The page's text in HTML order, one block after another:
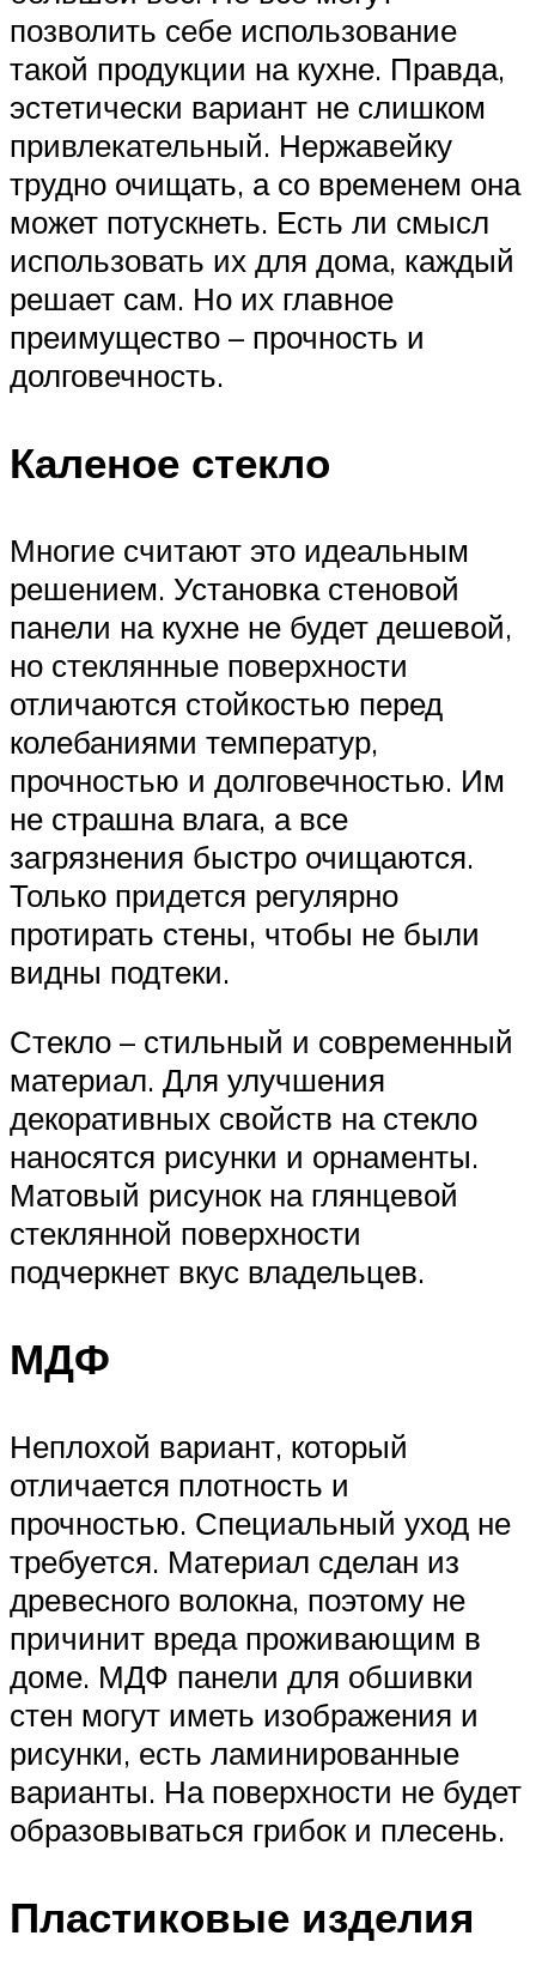
позволить себе использование
такой продукции на кухне. Правда,
эстетически вариант не слишком
привлекательный. Нержавейку
трудно очищать, а со временем она
может потускнеть. Есть ли смысл
использовать их для дома, каждый
решает сам. Но их главное
преимущество – прочность и
долговечность.
Каленое стекло
Многие считают это идеальным
решением. Установка стеновой
панели на кухне не будет дешевой,
но стеклянные поверхности
отличаются стойкостью перед
колебаниями температур,
прочностью и долговечностью. Им
не страшна влага, а все
загрязнения быстро очищаются.
Только придется регулярно
протирать стены, чтобы не были
видны подтеки.
Стекло – стильный и современный
материал. Для улучшения
декоративных свойств на стекло
наносятся рисунки и орнаменты.
Матовый рисунок на глянцевой
стеклянной поверхности
подчеркнет вкус владельцев.
МДФ
Неплохой вариант, который
отличается плотность и
прочностью. Специальный уход не
требуется. Материал сделан из
древесного волокна, поэтому не
причинит вреда проживающим в
доме. МДФ панели для обшивки
стен могут иметь изображения и
рисунки, есть ламинированные
варианты. На поверхности не будет
образовываться грибок и плесень.
Пластиковые изделия